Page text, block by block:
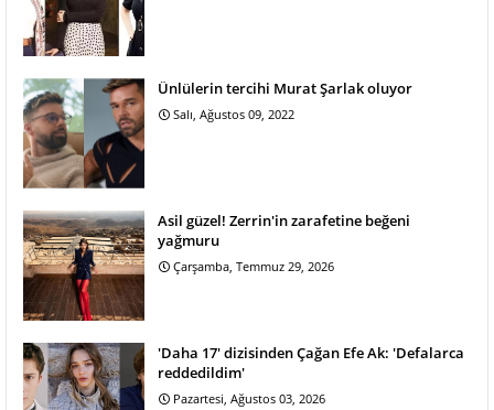
Ünlülerin tercihi Murat Şarlak oluyor
Salı, Ağustos 09, 2022
Asil güzel! Zerrin'in zarafetine beğeni
yağmuru
Çarşamba, Temmuz 29, 2026
'Daha 17' dizisinden Çağan Efe Ak: 'Defalarca
reddedildim'
Pazartesi, Ağustos 03, 2026